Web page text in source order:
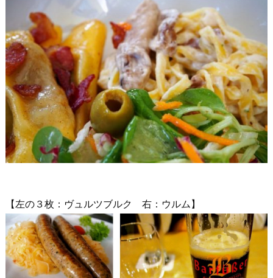
【左の３枚：ヴュルツブルク 右：ウルム】